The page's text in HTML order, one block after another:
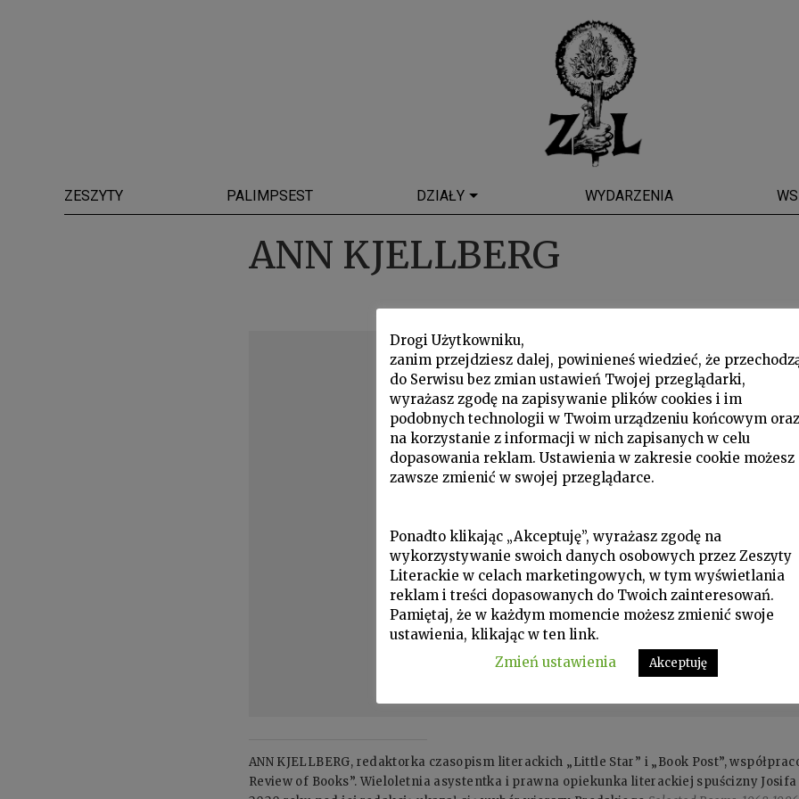
ZESZYTY PALIMPSEST DZIAŁY WYDARZENIA
ANN KJELLBERG
ANN KJELLBERG, redaktorka czasopism literackich „Little Star” i „Book Post”,
Review of Books”. Wieloletnia asystentka i prawna opiekunka literackiej spuścizny
Drogi Użytkowniku,
zanim przejdziesz dalej, powinieneś wiedzieć, że
do Serwisu bez zmian ustawień Twojej przeglądarki,
wyrażasz zgodę na zapisywanie plików cookies i im
podobnych technologii w Twoim urządzeniu końcowym oraz
na korzystanie z informacji w nich zapisanych w celu
dopasowania reklam. Ustawienia w zakresie cookie możesz
zawsze zmienić w swojej przeglądarce.
Ponadto klikając „Akceptuję”, wyrażasz zgodę na
wykorzystywanie swoich danych osobowych przez Zeszyty
Literackie w celach marketingowych, w tym wyświetlania
reklam i treści dopasowanych do Twoich zainteresowań.
Pamiętaj, że w każdym momencie możesz zmienić swoje
ustawienia, klikając w ten link.
Zmień ustawienia
Akceptuję